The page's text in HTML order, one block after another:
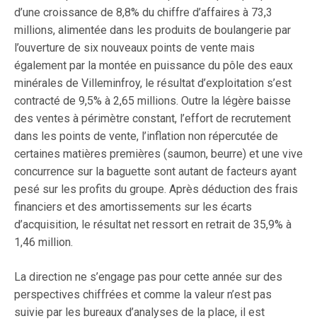
d’une croissance de 8,8% du chiffre d’affaires à 73,3
millions, alimentée dans les produits de boulangerie par
l’ouverture de six nouveaux points de vente mais
également par la montée en puissance du pôle des eaux
minérales de Villeminfroy, le résultat d’exploitation s’est
contracté de 9,5% à 2,65 millions. Outre la légère baisse
des ventes à périmètre constant, l’effort de recrutement
dans les points de vente, l’inflation non répercutée de
certaines matières premières (saumon, beurre) et une vive
concurrence sur la baguette sont autant de facteurs ayant
pesé sur les profits du groupe. Après déduction des frais
financiers et des amortissements sur les écarts
d’acquisition, le résultat net ressort en retrait de 35,9% à
1,46 million.
La direction ne s’engage pas pour cette année sur des
perspectives chiffrées et comme la valeur n’est pas
suivie par les bureaux d’analyses de la place, il est